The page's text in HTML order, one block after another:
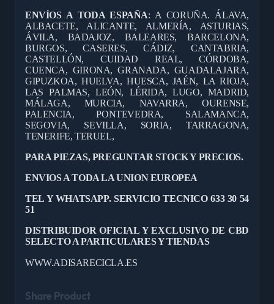
ENVÍOS A TODA ESPAÑA: A CORUÑA. ÁLAVA,
ALBACETE, ALICANTE, ALMERÍA, ASTURIAS,
ÁVILA, BADAJOZ, BALEARES, BARCELONA,
BURGOS, CASERES, CÁDIZ, CANTABRIA,
CASTELLÓN, CUIDAD REAL, CÓRDOBA,
CUENCA, GIRONA, GRANADA, GUADALAJARA,
GIPUZKOA, HUELVA, HUESCA, JAÉN, LA RIOJA,
LAS PALMAS, LEÓN, LÉRIDA, LUGO, MADRID,
MÁLAGA, MURCIA, NAVARRA, OURENSE,
PALENCIA, PONTEVEDRA, SALAMANCA,
SEGOVIA, SEVILLA, SORIA, TARRAGONA,
TENERIFE, TERUEL,
PARA PIEZAS, PREGUNTAR STOCK Y PRECIOS.
ENVIOS A TODA LA UNION EUROPEA
TEL Y WHATSAPP. SERVICIO TECNICO 633 30 54
51
DISTRIBUIDOR OFICIAL Y EXCLUSIVO DE CBD
SELECTO A PARTICULARES Y TIENDAS
WWW.ADISARECICLA.ES
Share Product